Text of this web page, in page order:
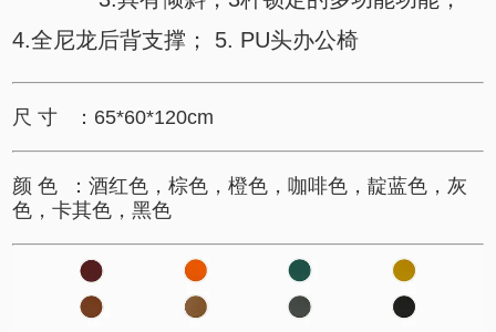
4.全尼龙后背支撑； 5. PU头办公椅
尺 寸 ：65*60*120cm
颜 色 ：酒红色，棕色，橙色，咖啡色，靛蓝色，灰
色，卡其色，黑色